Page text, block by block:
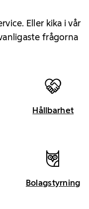
Eller kika i vår
frågorna
Hållbarhet
Bolagstyrning